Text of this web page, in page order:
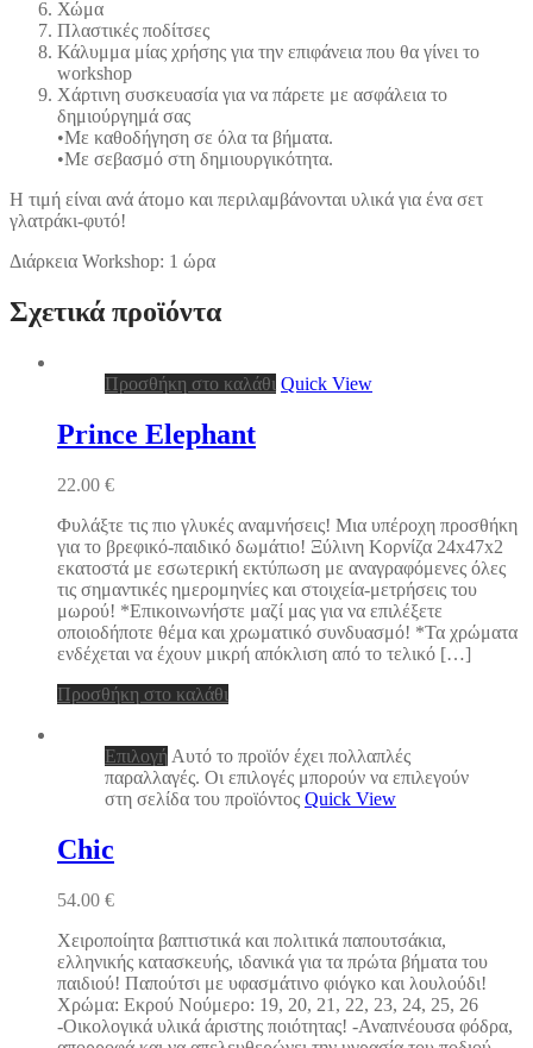
Χώμα
Πλαστικές ποδίτσες
Κάλυμμα μίας χρήσης για την επιφάνεια που θα γίνει το
workshop
Χάρτινη συσκευασία για να πάρετε με ασφάλεια το
δημιούργημά σας
•Με καθοδήγηση σε όλα τα βήματα.
•Με σεβασμό στη δημιουργικότητα.
Η τιμή είναι ανά άτομο και περιλαμβάνονται υλικά για ένα σετ
γλατράκι-φυτό!
Διάρκεια Workshop: 1 ώρα
Σχετικά προϊόντα
Προσθήκη στο καλάθι Quick View
Prince Elephant
22.00 €
Φυλάξτε τις πιο γλυκές αναμνήσεις! Μια υπέροχη προσθήκη
για το βρεφικό-παιδικό δωμάτιο! Ξύλινη Κορνίζα 24x47x2
εκατοστά με εσωτερική εκτύπωση με αναγραφόμενες όλες
τις σημαντικές ημερομηνίες και στοιχεία-μετρήσεις του
μωρού! *Επικοινωνήστε μαζί μας για να επιλέξετε
οποιοδήποτε θέμα και χρωματικό συνδυασμό! *Τα χρώματα
ενδέχεται να έχουν μικρή απόκλιση από το τελικό […]
Προσθήκη στο καλάθι
Επιλογή Αυτό το προϊόν έχει πολλαπλές
παραλλαγές. Οι επιλογές μπορούν να επιλεγούν
στη σελίδα του προϊόντος Quick View
Chic
54.00 €
Χειροποίητα βαπτιστικά και πολιτικά παπουτσάκια,
ελληνικής κατασκευής, ιδανικά για τα πρώτα βήματα του
παιδιού! Παπούτσι με υφασμάτινο φιόγκο και λουλούδι!
Χρώμα: Εκρού Νούμερο: 19, 20, 21, 22, 23, 24, 25, 26
-Οικολογικά υλικά άριστης ποιότητας! -Αναπνέουσα φόδρα,